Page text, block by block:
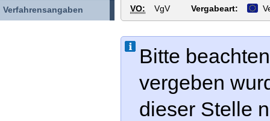
Verfahrensangaben VO: VgV Vergabeart:
Bitte
vergeben
dieser Stelle